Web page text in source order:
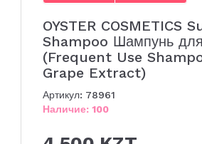
OYSTER COSMETICS
Shampoo Шампунь
(Frequent Use
Grape Extract)
Артикул: 78961
Наличие: 100